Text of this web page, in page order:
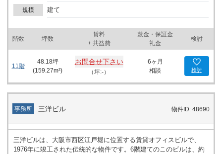
したり商談を行うのに適した環境が整っています。 セキュリティ面
にも配慮されており、機械警備が導入されています。これにより、
ビジネスを運営する上で重要なセキュリティも安心です。エントラ
ンスはビルの裏手にあり、控えめでプライバシーが保たれた設計で
す。そのため、訪問客や従業員に対してしっかりとした印象を与え
駅は四ツ橋駅で、さらに徒歩圏内には西大橋駅も利用可能です。こ
れらの公共交通機関へのアクセスは通勤を容易にし、ビジネスのア
ジリティを高めます。また、ビルの前にはローソンがあり、ちょっ
とした買い物にも便利です。さらに、徒歩1分の距離にはスギドラ
ッグ四ツ橋店があるため、日常的なものの調達に困ることはありま
せん。 四ツ橋大川ビルの賃貸オフィスは、現代的で便利な都市生活
際や新しいビジネスを始めるにあたって、多くのメリットを享受で
きるでしょう。この地域で新しいスタートを考えている企業にとっ
て、ぜひ一度検討いただきたい物件です。四ツ橋大川ビルは、その
規模 建て
階数 坪数
賃料
+ 共益費
敷金・保証金
礼金
検討
11階
48.18坪
(159.27m²)
お問合せ下さい
（坪:-）
6ヶ月
相談
検討
事務所 三洋ビル 物件ID: 48690
三洋ビルは、大阪市西区江戸堀に位置する賃貸オフィスビルで、
1976年に竣工された伝統的な物件です。6階建てのこのビルは、約